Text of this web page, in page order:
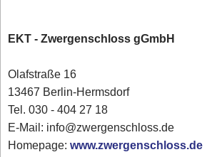
EKT - Zwergenschloss gGmbH
Olafstraße 16
13467 Berlin-Hermsdorf
Tel. 030 - 404 27 18
E-Mail: info@zwergenschloss.de
Homepage:www.zwergenschloss.de